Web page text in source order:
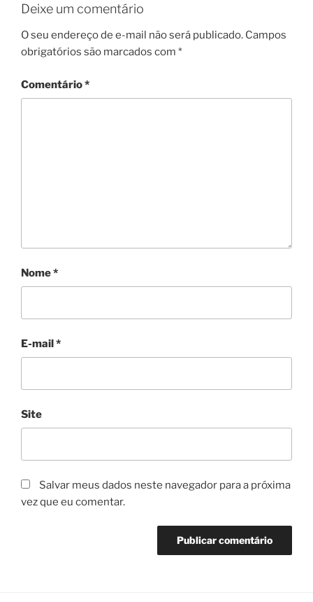
Deixe um comentário
O seu endereço de e-mail não será publicado. Campos
obrigatórios são marcados com *
Comentário*
Nome*
E-mail*
Site
Salvar meus dados neste navegador para a próxima
vez que eu comentar.